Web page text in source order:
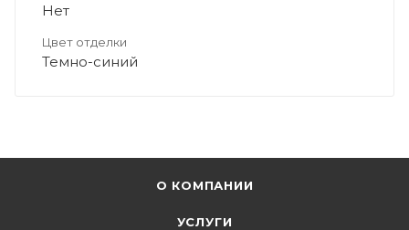
Нет
Цвет отделки
Темно-синий
О КОМПАНИИ
УСЛУГИ